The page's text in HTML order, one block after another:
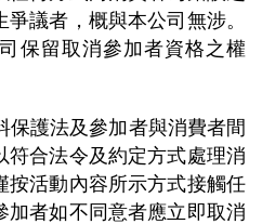
議者，概與本公司無涉。
保留取消參加者資格之權
保護法及參加者與消費者間
符合法令及約定方式處理消
按活動內容所示方式接觸任
加者如不同意者應立即取消